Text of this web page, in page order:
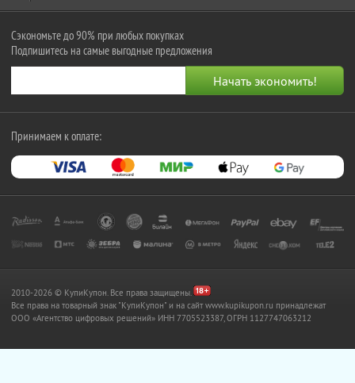
Сэкономьте до 90% при любых покупках
Подпишитесь на самые выгодные предложения
Принимаем к оплате:
2010-2026 © КупиКупон. Все права защищены.
Все права на товарный знак "КупиКупон" и на сайт www.kupikupon.ru принадлежат
OOO «Агентство цифровых решений» ИНН 7705523387, ОГРН 1127747063212